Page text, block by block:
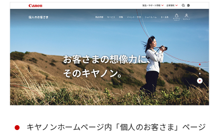
キヤノンホームページ内「個人のお客さま」ページ